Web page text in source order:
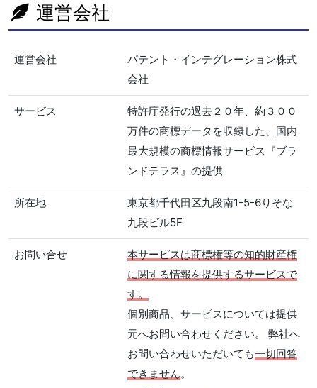
運営会社
運営会社
パテント・インテグレーション株式
会社
サービス
特許庁発行の過去２０年、約３００
万件の商標データを収録した、国内
最大規模の商標情報サービス『ブラ
ンドテラス』の提供
所在地
東京都千代田区九段南1-5-6りそな
九段ビル5F
お問い合せ
本サービスは商標権等の知的財産権
に関する情報を提供するサービスで
す。
個別商品、サービスについては提供
元へお問い合わせください。 弊社へ
お問い合わせいただいても一切回答
できません。